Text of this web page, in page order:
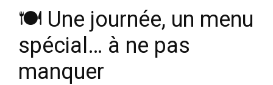
🍽️ Une journée, un menu
spécial… à ne pas
manquer